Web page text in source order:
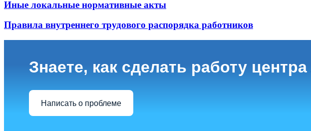
Иные локальные нормативные акты
Правила внутреннего трудового распорядка работников
Знаете, как сделать работу
Написать о проблеме